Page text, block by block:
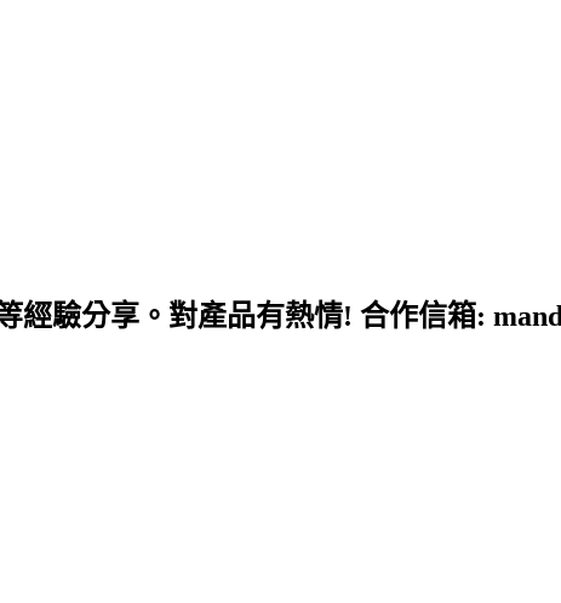
驗分享。對產品有熱情! 合作信箱: